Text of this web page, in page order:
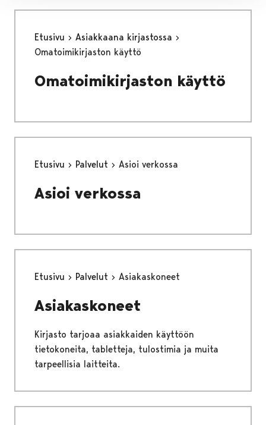
Etusivu
Asiakkaana kirjastossa
Omatoimikirjaston käyttö
Omatoimikirjaston käyttö
Etusivu Palvelut Asioi verkossa
Asioi verkossa
Etusivu Palvelut Asiakaskoneet
Asiakaskoneet
Kirjasto tarjoaa asiakkaiden käyttöön
tietokoneita, tabletteja, tulostimia ja muita
tarpeellisia laitteita.